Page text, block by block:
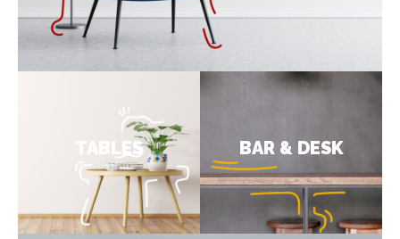
TABLES BAR & DESK